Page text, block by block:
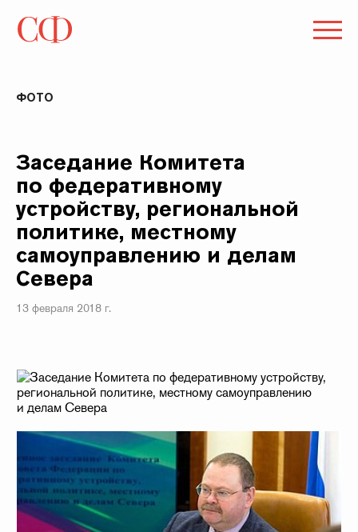
ФОТО
Заседание Комитета
по федеративному
устройству, региональной
политике, местному
самоуправлению и делам
Севера
13 февраля 2018 г.